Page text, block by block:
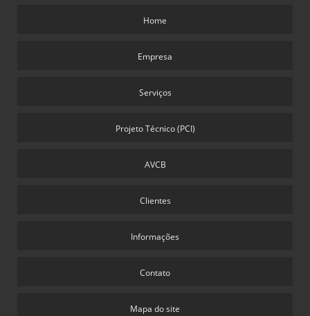
Home
Empresa
Serviços
Projeto Técnico (PCI)
AVCB
Clientes
Informações
Contato
Mapa do site